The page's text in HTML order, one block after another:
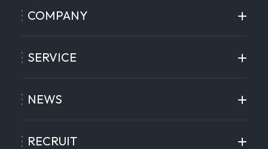
COMPANY
SERVICE
NEWS
RECRUIT